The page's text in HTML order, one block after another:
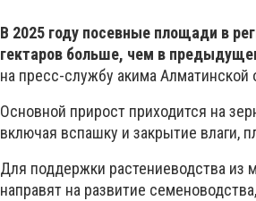
В 2025 году посевные площади в
гектаров больше, чем в
на пресс-службу акима Алматинской
Основной прирост приходится на
включая вспашку и закрытие влаги,
Для поддержки растениеводства из
направят на развитие